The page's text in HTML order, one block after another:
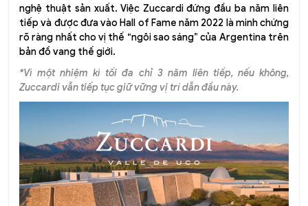
nghệ thuật sản xuất. Việc Zuccardi đứng đầu ba năm liên
tiếp và được đưa vào Hall of Fame năm 2022 là minh chứng
rõ ràng nhất cho vị thế “ngôi sao sáng” của Argentina trên
bản đồ vang thế giới.
*Vì một nhiệm kì tối đa chỉ 3 năm liên tiếp, nếu không,
Zuccardi vẫn tiếp tục giữ vững vị trí dẫn đầu này.